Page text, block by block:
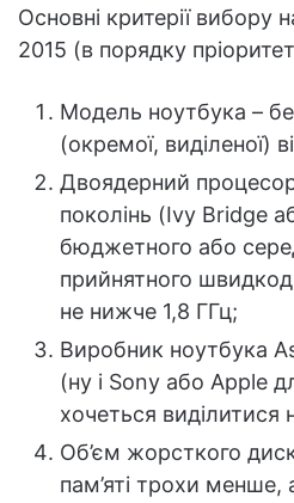
Основні критерії вибору
2015 (в порядку
Модель ноутбука –
(окремої, виділеної)
Двоядерний
поколінь (Ivy Bridge
бюджетного або
прийнятного
не нижче 1,8 ГГц;
Виробник ноутбука
(ну і Sony або Apple
хочеться виділитися
Об’єм жорсткого
пам’яті трохи